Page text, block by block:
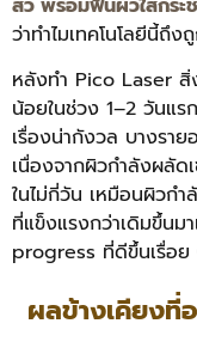
สิว พร้อมฟื้นผิวใสกระ
ว่าทำไมเทคโนโลยีนี้ถึ
หลังทำ Pico Laser สิ่
น้อยในช่วง 1–2 วันแร
เรื่องน่ากังวล บางรา
เนื่องจากผิวกำลังผลัด
ในไม่กี่วัน เหมือนผิวกำ
ที่แข็งแรงกว่าเดิมขึ้นม
progress ที่ดีขึ้นเรื่อ
ผลข้างเคียงที่